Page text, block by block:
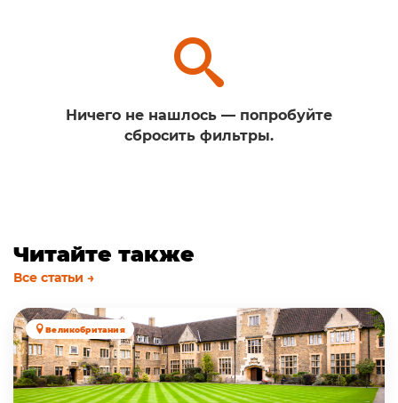
Ничего не нашлось — попробуйте
сбросить фильтры.
Читайте также
Все статьи →
Великобритания